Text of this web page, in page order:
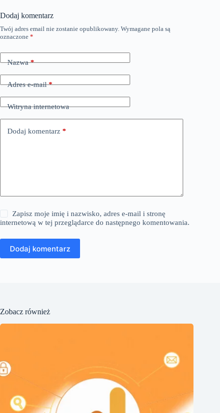
Dodaj komentarz
Twój adres email nie zostanie opublikowany. Wymagane pola są
oznaczone *
Nazwa*
Adres e-mail*
Witryna internetowa
Dodaj komentarz *
Zapisz moje imię i nazwisko, adres e-mail i stronę
internetową w tej przeglądarce do następnego komentowania.
Dodaj komentarz
Zobacz również